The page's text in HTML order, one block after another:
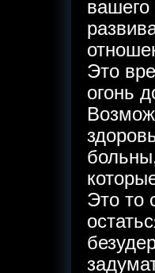
вашего
Это
огонь
Это то